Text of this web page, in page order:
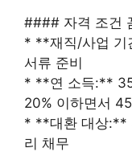
#### 자격 조건
* **재직/사업 기
서류 준비
* **연 소득:**
20% 이하면서
* **대환 대상:**
리 채무